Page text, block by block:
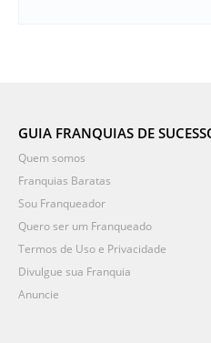
GUIA FRANQUIAS DE
Quem somos
Franquias Baratas
Sou Franqueador
Quero ser um Franqueado
Termos de Uso e Privacidade
Divulgue sua Franquia
Anuncie